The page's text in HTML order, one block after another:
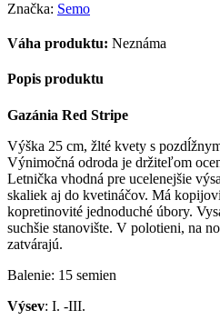
Značka: Semo
Váha produktu: Neznáma
Popis produktu
Gazánia Red Stripe
Výška 25 cm, žlté kvety s
Výnimočná odroda je držiteľom
Letnička vhodná pre ucelenejšie
skaliek aj do kvetináčov. Má
kopretinovité jednoduché úbory.
suchšie stanovište. V polotieni, na
zatvárajú.
Balenie: 15 semien
Výsev: I. -III.